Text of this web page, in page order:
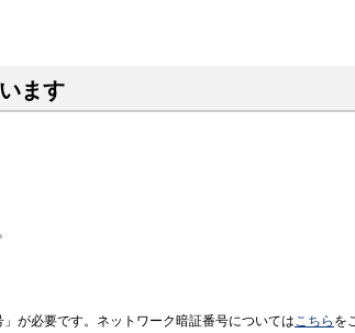
ます
が必要です。ネットワーク暗証番号についてはこちら を